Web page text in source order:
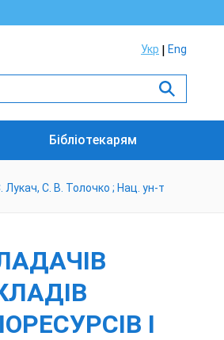
Укр Eng
Бібліотекарям
С. В. Толочко ; Нац. ун-т
І